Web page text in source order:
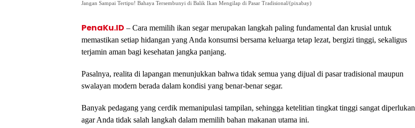
Jangan Sampai Tertipu! Bahaya Tersembunyi di Balik Ikan Mengilap di Pasar Tradisional/(pixabay)
PenaKu.ID – Cara memilih ikan segar merupakan langkah paling fundamental dan krusial untuk
memastikan setiap hidangan yang Anda konsumsi bersama keluarga tetap lezat, bergizi tinggi, sekaligus
terjamin aman bagi kesehatan jangka panjang.
Pasalnya, realita di lapangan menunjukkan bahwa tidak semua yang dijual di pasar tradisional maupun
swalayan modern berada dalam kondisi yang benar-benar segar.
Banyak pedagang yang cerdik memanipulasi tampilan, sehingga ketelitian tingkat tinggi sangat diperlukan
agar Anda tidak salah langkah dalam memilih bahan makanan utama ini.